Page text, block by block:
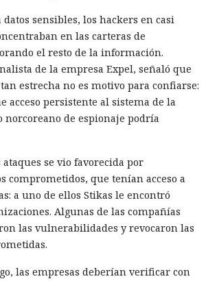
datos sensibles, los hackers en casi
en las carteras de
el resto de la información.
de la empresa Expel, señaló que
estrecha no es motivo para confiarse:
acceso persistente al sistema de la
de espionaje podría
se vio favorecida por
comprometidos, que tenían acceso a
a uno de ellos Stikas le encontró
Algunas de las compañías
las vulnerabilidades y revocaron las
las empresas deberían verificar con